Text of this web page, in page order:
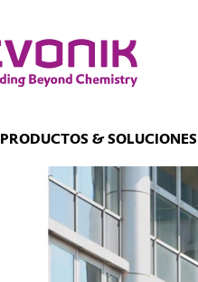
PRODUCTOS & SOLUCIONES